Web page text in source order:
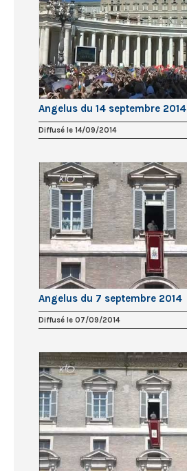
Angelus du 14 septembre 2014
Diffusé le 14/09/2014
Angelus du 7 septembre 2014
Diffusé le 07/09/2014